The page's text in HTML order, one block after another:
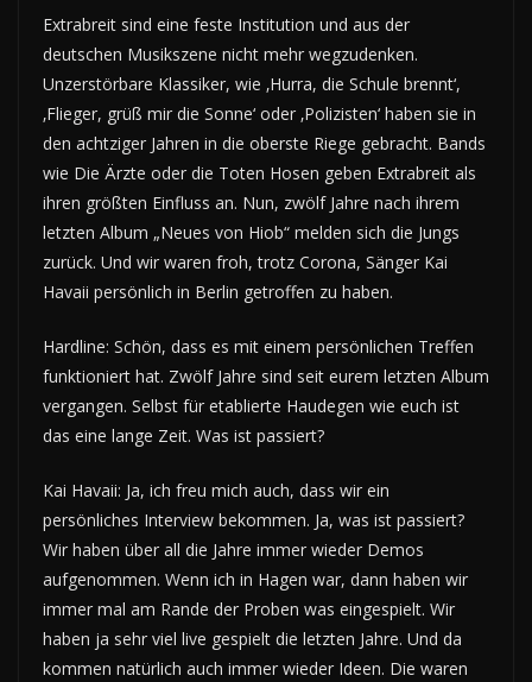
Extrabreit sind eine feste Institution und aus der
deutschen Musikszene nicht mehr wegzudenken.
Unzerstörbare Klassiker, wie ‚Hurra, die Schule brennt‘,
‚Flieger, grüß mir die Sonne‘ oder ‚Polizisten‘ haben sie in
den achtziger Jahren in die oberste Riege gebracht. Bands
wie Die Ärzte oder die Toten Hosen geben Extrabreit als
ihren größten Einfluss an. Nun, zwölf Jahre nach ihrem
letzten Album „Neues von Hiob“ melden sich die Jungs
zurück. Und wir waren froh, trotz Corona, Sänger Kai
Havaii persönlich in Berlin getroffen zu haben.
Hardline: Schön, dass es mit einem persönlichen Treffen
funktioniert hat. Zwölf Jahre sind seit eurem letzten Album
vergangen. Selbst für etablierte Haudegen wie euch ist
das eine lange Zeit. Was ist passiert?
Kai Havaii: Ja, ich freu mich auch, dass wir ein
persönliches Interview bekommen. Ja, was ist passiert?
Wir haben über all die Jahre immer wieder Demos
aufgenommen. Wenn ich in Hagen war, dann haben wir
immer mal am Rande der Proben was eingespielt. Wir
haben ja sehr viel live gespielt die letzten Jahre. Und da
kommen natürlich auch immer wieder Ideen. Die waren